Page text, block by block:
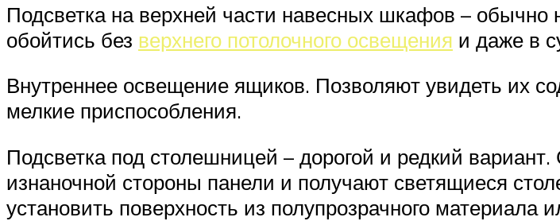
Подсветка на верхней части навесных шкафов – обычно
обойтись без верхнего потолочного освещения и даже в
Внутреннее освещение ящиков. Позволяют увидеть их
мелкие приспособления.
Подсветка под столешницей – дорогой и редкий
изнаночной стороны панели и получают светящиеся
установить поверхность из полупрозрачного материала